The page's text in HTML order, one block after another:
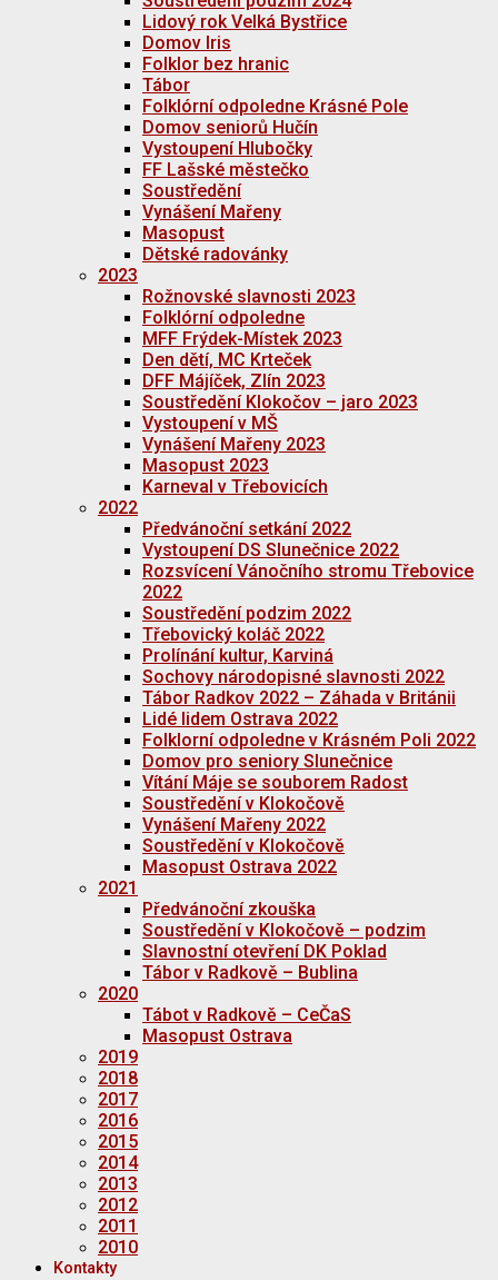
Lidový rok Velká Bystřice
Domov Iris
Folklor bez hranic
Tábor
Folklórní odpoledne Krásné Pole
Domov seniorů Hučín
Vystoupení Hlubočky
FF Lašské městečko
Soustředění
Vynášení Mařeny
Masopust
Dětské radovánky
2023
Rožnovské slavnosti 2023
Folklórní odpoledne
MFF Frýdek-Místek 2023
Den dětí, MC Krteček
DFF Májíček, Zlín 2023
Soustředění Klokočov – jaro 2023
Vystoupení v MŠ
Vynášení Mařeny 2023
Masopust 2023
Karneval v Třebovicích
2022
Předvánoční setkání 2022
Vystoupení DS Slunečnice 2022
Rozsvícení Vánočního stromu Třebovice
2022
Soustředění podzim 2022
Třebovický koláč 2022
Prolínání kultur, Karviná
Sochovy národopisné slavnosti 2022
Tábor Radkov 2022 – Záhada v Británii
Lidé lidem Ostrava 2022
Folklorní odpoledne v Krásném Poli 2022
Domov pro seniory Slunečnice
Vítání Máje se souborem Radost
Soustředění v Klokočově
Vynášení Mařeny 2022
Soustředění v Klokočově
Masopust Ostrava 2022
2021
Předvánoční zkouška
Soustředění v Klokočově – podzim
Slavnostní otevření DK Poklad
Tábor v Radkově – Bublina
2020
Tábot v Radkově – CeČaS
Masopust Ostrava
2019
2018
2017
2016
2015
2014
2013
2012
2011
2010
Kontakty